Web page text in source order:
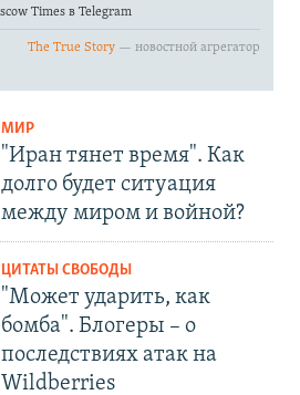
МИР
"Иран тянет время". Как
долго будет ситуация
между миром и войной?
ЦИТАТЫ СВОБОДЫ
"Может ударить, как
бомба". Блогеры – о
последствиях атак на
Wildberries